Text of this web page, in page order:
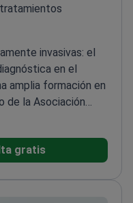
invasivas: el
en el
amplia formación en
de la Asociación
hospital acreditado
gratis